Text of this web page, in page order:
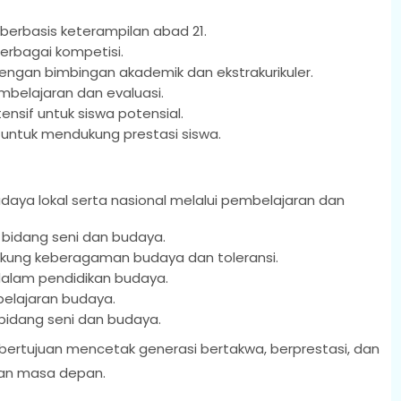
keterampilan abad 21.
kompetisi.
bimbingan akademik dan ekstrakurikuler.
dan evaluasi.
untuk siswa potensial.
mendukung prestasi siswa.
lokal serta nasional melalui pembelajaran dan
seni dan budaya.
keberagaman budaya dan toleransi.
pendidikan budaya.
budaya.
seni dan budaya.
bertujuan mencetak generasi bertakwa, berprestasi, dan
masa depan.